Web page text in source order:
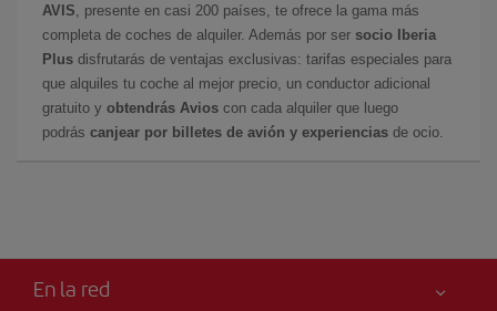
AVIS , presente en casi 200 países, te ofrece la gama más
completa de coches de alquiler. Además por ser socio Iberia
Plus disfrutarás de ventajas exclusivas: tarifas especiales para
que alquiles tu coche al mejor precio, un conductor adicional
gratuito y obtendrás Avios con cada alquiler que luego
podrás canjear por billetes de avión y experiencias de ocio.
En la red